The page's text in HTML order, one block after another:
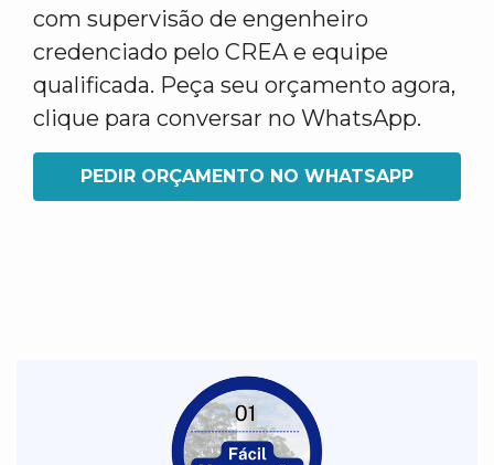
com supervisão de engenheiro
credenciado pelo CREA e equipe
qualificada. Peça seu orçamento agora,
clique para conversar no WhatsApp.
PEDIR ORÇAMENTO NO WHATSAPP